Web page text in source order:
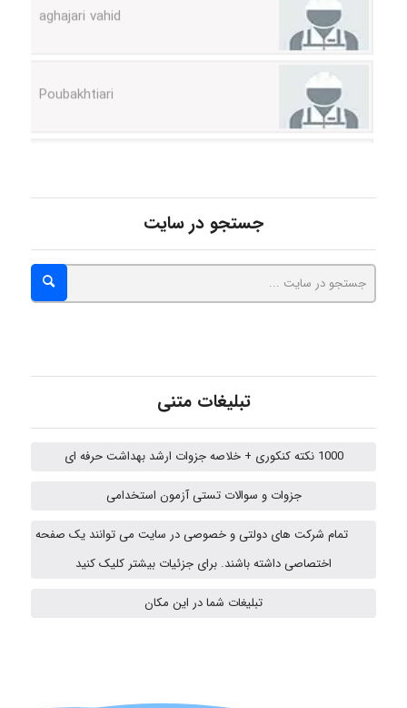
Kati
ehtesham
Iman Hosseini
جستجو در سایت
تبلیغات متنی
1000 نکته کنکوری + خلاصه جزوات ارشد بهداشت حرفه ای
جزوات و سوالات تستی آزمون استخدامی
تمام شرکت های دولتی و خصوصی در سایت می توانند یک صفحه
اختصاصی داشته باشند. برای جزئیات بیشتر کلیک کنید
تبلیغات شما در این مکان